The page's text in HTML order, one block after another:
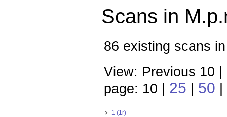
Scans in
86 existing scans
View: Previous 10 |
page: 10 | 25 50
1 (1r)